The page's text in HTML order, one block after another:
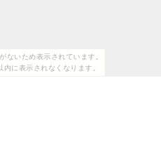
ないため表示されています。
に表示されなくなります。